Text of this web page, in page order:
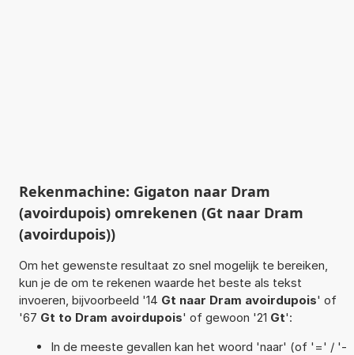
Rekenmachine: Gigaton naar Dram
(avoirdupois) omrekenen (Gt naar Dram
(avoirdupois))
Om het gewenste resultaat zo snel mogelijk te bereiken,
kun je de om te rekenen waarde het beste als tekst
invoeren, bijvoorbeeld '14 Gt naar Dram avoirdupois' of
'67 Gt to Dram avoirdupois' of gewoon '21 Gt':
In de meeste gevallen kan het woord 'naar' (of '=' / '-